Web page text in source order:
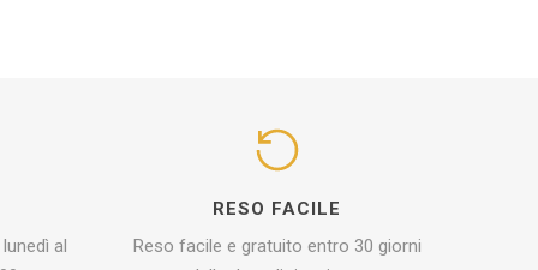
al
RESO FACILE
Reso facile e gratuito entro 30 giorni